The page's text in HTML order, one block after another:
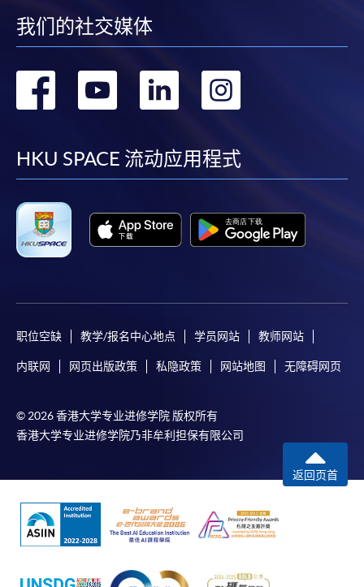
我们的社交媒体
转
facebook
转
youtube
转
linkedin
HKU SPACE 流动应用程式
职位空缺 教学/报名中心地点 学员网站 教师网站
内联网 网页出版政策 私隐政策 网站地图 无障碍网页
© 2026 香港大学专业进修学院 版权所有
香港大学专业进修学院乃非牟利担保有限公司
返回页首